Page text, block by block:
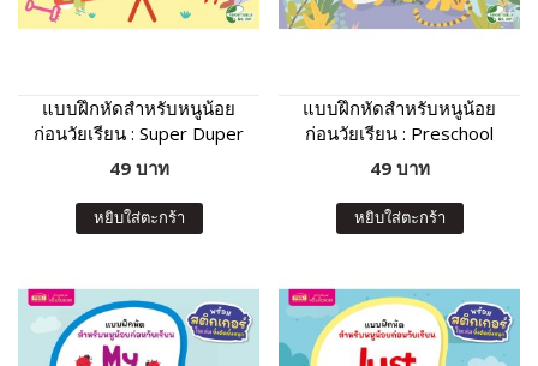
แบบฝึกหัดสำหรับหนูน้อย
ก่อนวัยเรียน : Super Duper
Activity Book
49 บาท
หยิบใส่ตะกร้า
แบบฝึกหัดสำหรับหนูน้อย
ก่อนวัยเรียน : Preschool
Activity Book
49 บาท
หยิบใส่ตะกร้า